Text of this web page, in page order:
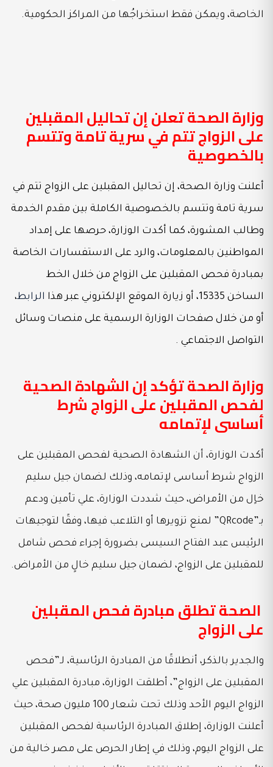
الخاصة، ويمكن فقط استخراجُها من المراكز الحكومية.
وزارة الصحة تعلن إن تحاليل المقبلين
على الزواج تتم في سرية تامة وتتسم
بالخصوصية
أعلنت وزارة الصحة، إن تحاليل المقبلين على الزواج تتم في
سرية تامة وتتسم بالخصوصية الكاملة بين مقدم الخدمة
وطالب المشورة، كما أكدت الوزارة، حرصها على إمداد
المواطنين بالمعلومات، والرد على الاستفسارات الخاصة
بمبادرة فحص المقبلين على الزواج من خلال الخط
الساخن 15335، أو زيارة الموقع الإلكتروني عبر هذا
الرابط،
أو من خلال صفحات الوزارة الرسمية على منصات وسائل
التواصل الاجتماعي .
وزارة الصحة تؤكد إن الشهادة الصحية
لفحص المقبلين على الزواج شرط
أساسى لإتمامه
أكدت الوزارة، أن الشهادة الصحية لفحص المقبلين على
الزواج شرط أساسى لإتمامه، وذلك لضمان جيل سليم
خاٍل من الأمراض، حيث شددت الوزارة، علي تأمين ودعم
بـ”QRcode” لمنع تزويرها أو التلاعب فيها، وفقًا لتوجيهات
الرئيس عبد الفتاح السيسى بضرورة إجراء فحص شامل
للمقبلين على الزواج، لضمان جيل سليم خالٍ من الأمراض.
الصحة تطلق مبادرة فحص المقبلين
على الزواج
والجدير بالذكر، أنطلاقًا من المبادرة الرئاسية، لـ”فحص
المقبلين على الزواج”، أطلقت الوزارة، مبادرة المقبلين علي
الزواج اليوم الأحد وذلك تحت شعار 100 مليون صحة، حيث
أعلنت الوزارة، إطلاق المبادرة الرئاسية لفحص المقبلين
على الزواج اليوم، وذلك في إطار الحرص على مصر خالية من